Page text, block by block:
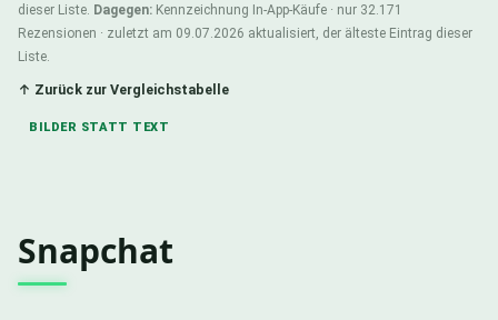
dieser Liste. Dagegen: Kennzeichnung In-App-Käufe · nur 32.171
Rezensionen · zuletzt am 09.07.2026 aktualisiert, der älteste Eintrag dieser
Liste.
↑ Zurück zur Vergleichstabelle
BILDER STATT TEXT
Snapchat